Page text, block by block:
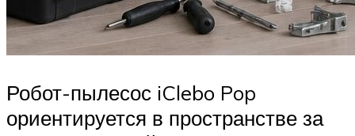
Робот-пылесос iClebo Pop
ориентируется в пространстве за